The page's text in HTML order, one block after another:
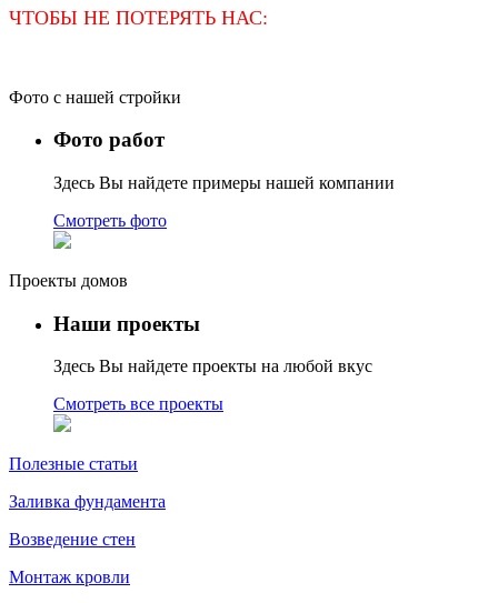
ЧТОБЫ НЕ ПОТЕРЯТЬ НАС:
Фото с нашей стройки
Фото работ
Здесь Вы найдете примеры нашей компании
Смотреть фото
Проекты домов
Наши проекты
Здесь Вы найдете проекты на любой вкус
Смотреть все проекты
Полезные статьи
Заливка фундамента
Возведение стен
Монтаж кровли